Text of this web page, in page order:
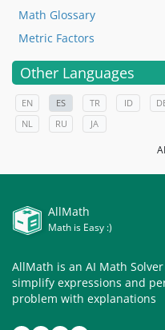
Math Glossary
Metric Factors
Other Languages
EN ES TR ID
NL
RU JA
AllMath
Math is Easy :)
AllMath is an AI Math
simplify expressions and
problem with explanations